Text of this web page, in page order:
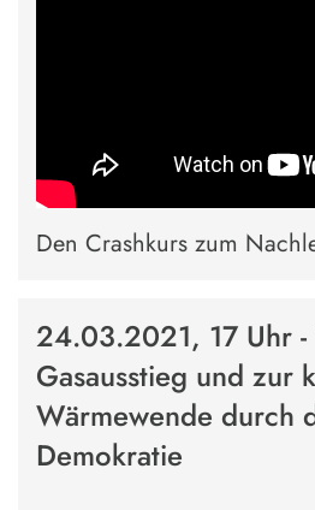
Den Crashkurs zum
24.03.2021, 17 Uhr -
Gasausstieg und zur
Wärmewende durch
Demokratie